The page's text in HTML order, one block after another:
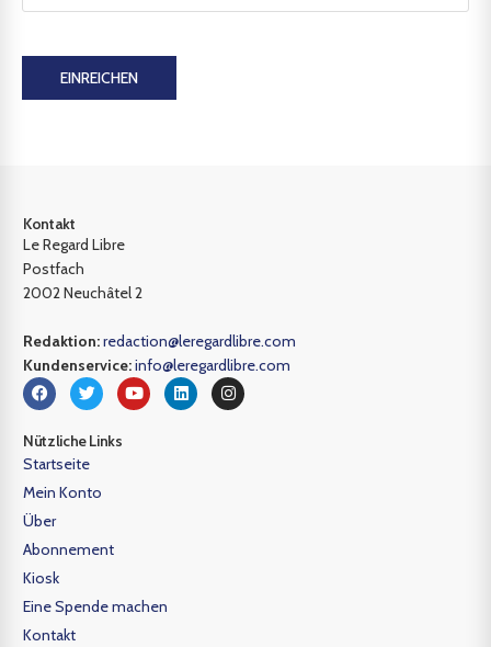
EINREICHEN
Kontakt
Le Regard Libre
Postfach
2002 Neuchâtel 2
Redaktion:redaction@leregardlibre.com
Kundenservice:info@leregardlibre.com
Nützliche Links
Startseite
Mein Konto
Über
Abonnement
Kiosk
Eine Spende machen
Kontakt